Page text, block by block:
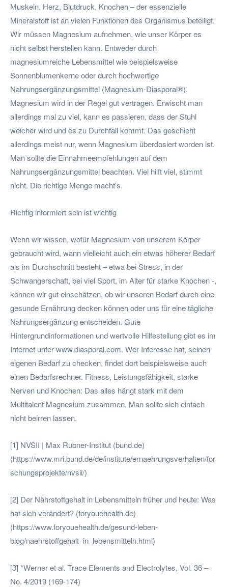
Muskeln, Herz, Blutdruck, Knochen – der essenzielle
Mineralstoff ist an vielen Funktionen des Organismus beteiligt.
Wir müssen Magnesium aufnehmen, wie unser Körper es
nicht selbst herstellen kann. Entweder durch
magnesiumreiche Lebensmittel wie beispielsweise
Sonnenblumenkerne oder durch hochwertige
Nahrungsergänzungsmittel (Magnesium-Diasporal®).
Magnesium wird in der Regel gut vertragen. Erwischt man
allerdings mal zu viel, kann es passieren, dass der Stuhl
weicher wird und es zu Durchfall kommt. Das geschieht
allerdings meist nur, wenn Magnesium überdosiert worden ist.
Man sollte die Einnahmeempfehlungen auf dem
Nahrungsergänzungsmittel beachten. Viel hilft viel, stimmt
nicht. Die richtige Menge macht’s.
Richtig informiert sein ist wichtig
Wenn wir wissen, wofür Magnesium von unserem Körper
gebraucht wird, wann vielleicht auch ein etwas höherer Bedarf
als im Durchschnitt besteht – etwa bei Stress, in der
Schwangerschaft, bei viel Sport, im Alter für starke Knochen -,
können wir gut einschätzen, ob wir unseren Bedarf durch eine
gesunde Ernährung decken können oder uns für eine tägliche
Nahrungsergänzung entscheiden. Gute
Hintergrundinformationen und wertvolle Hilfestellung gibt es im
Internet unter www.diasporal.com. Wer Interesse hat, seinen
eigenen Bedarf zu checken, findet dort beispielsweise auch
einen Bedarfsrechner. Fitness, Leistungsfähigkeit, starke
Nerven und Knochen: Das alles hängt stark mit dem
Multitalent Magnesium zusammen. Man sollte sich einfach
nicht beirren lassen.
[1] NVSII | Max Rubner-Institut (bund.de)
(https://www.mri.bund.de/de/institute/ernaehrungsverhalten/for
schungsprojekte/nvsii/)
[2] Der Nährstoffgehalt in Lebensmitteln früher und heute: Was
hat sich verändert? (foryouehealth.de)
(https://www.foryouehealth.de/gesund-leben-
blog/naehrstoffgehalt_in_lebensmitteln.html)
[3] *Werner et al. Trace Elements and Electrolytes, Vol. 36 –
No. 4/2019 (169-174)